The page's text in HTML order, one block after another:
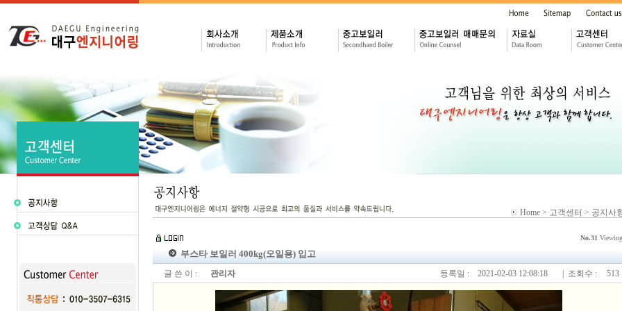
Home > 고객센터 > 공지사
No.31 Viewing
부스타 보일러 400kg(오일용) 입고
글 쓴 이 : 관리자 등록일 : 2021-02-03 12:08:18 | 조회수 : 513